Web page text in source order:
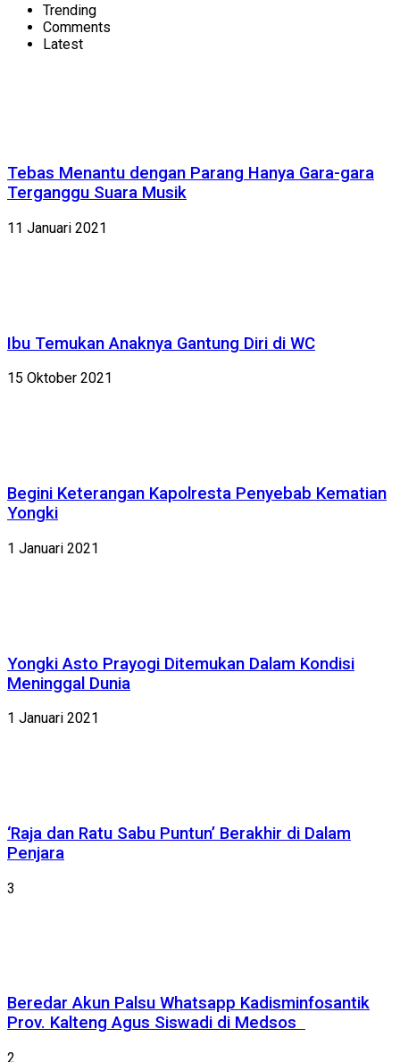
Trending
Comments
Latest
Tebas Menantu dengan Parang Hanya Gara-gara
Terganggu Suara Musik
11 Januari 2021
Ibu Temukan Anaknya Gantung Diri di WC
15 Oktober 2021
Begini Keterangan Kapolresta Penyebab Kematian
Yongki
1 Januari 2021
Yongki Asto Prayogi Ditemukan Dalam Kondisi
Meninggal Dunia
1 Januari 2021
‘Raja dan Ratu Sabu Puntun’ Berakhir di Dalam
Penjara
3
Beredar Akun Palsu Whatsapp Kadisminfosantik
Prov. Kalteng Agus Siswadi di Medsos
2